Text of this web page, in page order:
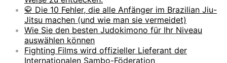
🥋 Die 10 Fehler, die alle Anfänger im Brazilian Jiu-
Jitsu machen (und wie man sie vermeidet)
Wie Sie den besten Judokimono für Ihr Niveau
auswählen können
Fighting Films wird offizieller Lieferant der
Internationalen Sambo-Föderation